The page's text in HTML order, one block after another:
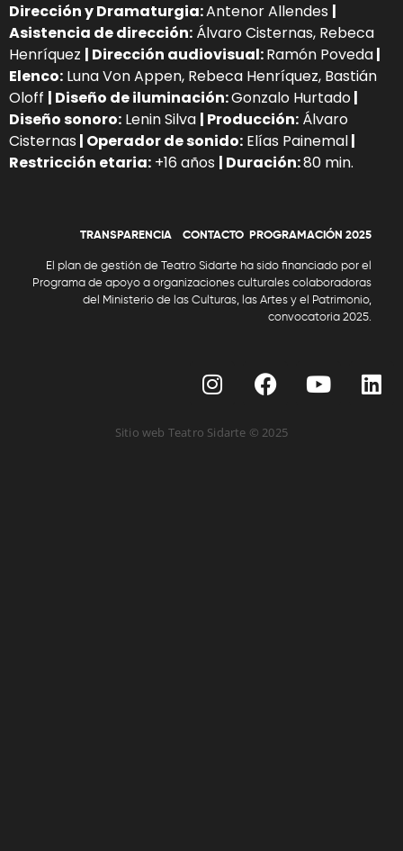
Dirección y Dramaturgia:Antenor Allendes |
Asistencia de dirección: Álvaro Cisternas, Rebeca
Henríquez | Dirección audiovisual:Ramón Poveda|
Elenco: Luna Von Appen, Rebeca Henríquez, Bastián
Oloff | Diseño de iluminación:Gonzalo Hurtado|
Diseño sonoro: Lenin Silva | Producción: Álvaro
Cisternas | Operador de sonido: Elías Painemal|
Restricción etaria: +16 años | Duración:80 min.
TRANSPARENCIA CONTACTO PROGRAMACIÓN 2025
El plan de gestión de Teatro Sidarte ha sido financiado por el
Programa de apoyo a organizaciones culturales colaboradoras
del
Ministerio de las Culturas, las Artes y el Patrimonio,
convocatoria 2025.
Sitio web Teatro Sidarte © 2025